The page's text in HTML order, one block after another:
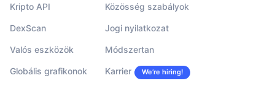
Kripto API
DexScan
Valós eszközök
Globális grafikonok
Közösség szabályok
Jogi nyilatkozat
Módszertan
Karrier We’re hiring!